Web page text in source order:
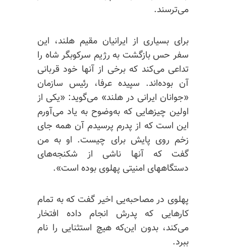
می‌ترسند.
برای بسیاری از ایرانیان مقیم هلند، این
سفر حس بازگشت به رژیم سرکوبگر شاه را
تداعی می‌کند که برخی از آنها خود قربانی
آن بوده‌اند. سپیده عرفا، رئیس سازمان
«جوانان ایرانی در هلند» می‌گوید: «یکی از
اولین چیزهایی که به‌وضوح به یاد می‌آورم
این است که از پدرم پرسیدم آن همه جای
زخم روی پایش برای چیست. او به من
گفت که آنها ناشی از شکنجه‌های
دستگاههای امنیتی پهلوی بوده است».
پهلوی در مصاحبه‌یی اخیر گفت که به تمام
کارهایی که پدرش انجام داده افتخار
می‌کند، بدون این‌که هیچ استثنایی را نام
ببرد.